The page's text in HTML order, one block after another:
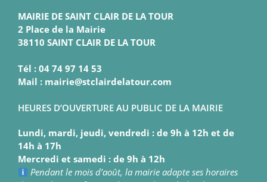
MAIRIE DE SAINT CLAIR DE LA TOUR
2 Place de la Mairie
38110 SAINT CLAIR DE LA TOUR
Tél : 04 74 97 14 53
Mail : mairie@stclairdelatour.com
HEURES D’OUVERTURE AU PUBLIC DE LA MAIRIE
Lundi, mardi, jeudi, vendredi : de 9h à 12h et de
14h à 17h
Mercredi et samedi : de 9h à 12h
Pendant le mois d’août, la mairie adapte ses horaires